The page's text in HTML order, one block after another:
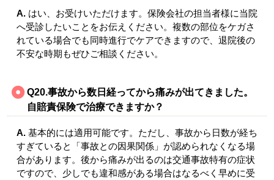
A. はい、お受けいただけます。保険会社の担当者様に当院
へ受診したいことをお伝えください。複数の部位をケガさ
れている場合でも同時進行でケアできますので、退院後の
不安な時期もぜひご相談ください。
Q20.事故から数日経ってから痛みが出てきました。
自賠責保険で治療できますか？
A. 基本的には適用可能です。ただし、事故から日数が経ち
すぎていると「事故との因果関係」が認められなくなる場
合があります。後から痛みが出るのは交通事故特有の症状
ですので、少しでも違和感がある場合はなるべく早めに受